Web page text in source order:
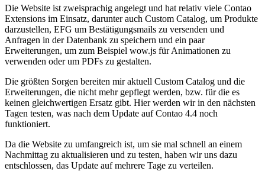
Die Website ist zweisprachig angelegt und hat relativ viele Contao
Extensions im Einsatz, darunter auch Custom Catalog, um Produkte
darzustellen, EFG um Bestätigungsmails zu versenden und
Anfragen in der Datenbank zu speichern und ein paar
Erweiterungen, um zum Beispiel wow.js für Animationen zu
verwenden oder um PDFs zu gestalten.
Die größten Sorgen bereiten mir aktuell Custom Catalog und die
Erweiterungen, die nicht mehr gepflegt werden, bzw. für die es
keinen gleichwertigen Ersatz gibt. Hier werden wir in den nächsten
Tagen testen, was nach dem Update auf Contao 4.4 noch
funktioniert.
Da die Website zu umfangreich ist, um sie mal schnell an einem
Nachmittag zu aktualisieren und zu testen, haben wir uns dazu
entschlossen, das Update auf mehrere Tage zu verteilen.